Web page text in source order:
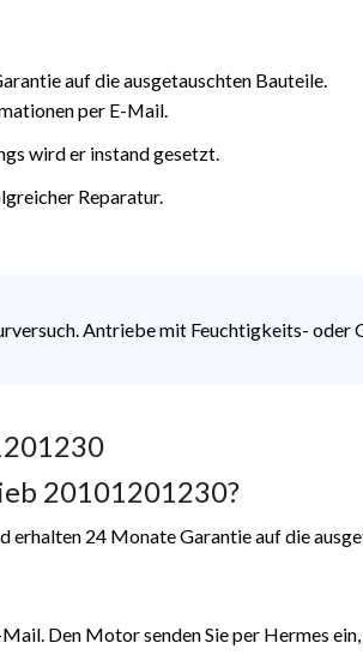
auf die ausgetauschten Bauteile.
per E-Mail.
wird er instand gesetzt.
Reparatur.
Antriebe mit Feuchtigkeits-
20101201230?
24 Monate Garantie auf die
Den Motor senden Sie per Hermes